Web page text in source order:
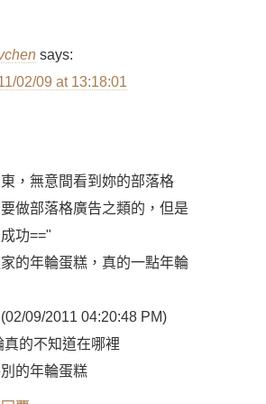
says:
02/09 at 13:18:01
，無意間看到妳的部落格
做部落格廣告之類的，但是
功=="
的年輪蛋糕，真的一點年輪
09/2011 04:20:48 PM)
真的不知道在哪裡
的年輪蛋糕